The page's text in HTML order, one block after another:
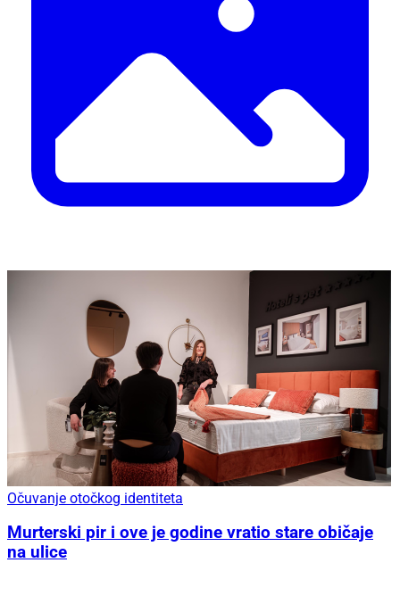
Očuvanje otočkog identiteta
Murterski pir i ove je godine vratio stare običaje
na ulice